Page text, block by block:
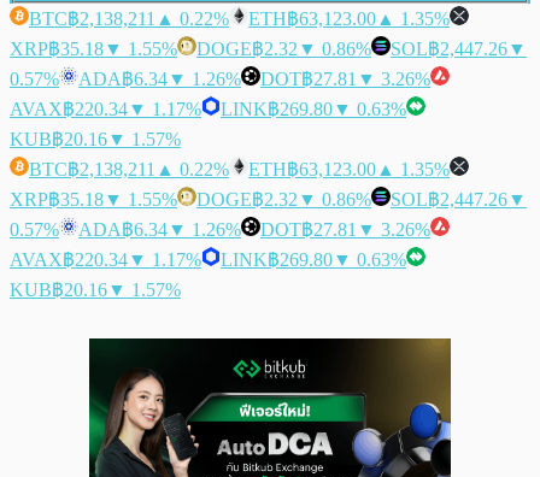
BTC฿2,138,211 ▲ 0.22% ETH฿63,123.00 ▲ 1.35%
XRP฿35.18▼ 1.55% DOGE฿2.32 ▼ 0.86% SOL฿2,447.26▼
0.57%
ADA฿6.34▼ 1.26% DOT฿27.81 ▼ 3.26%
AVAX฿220.34▼ 1.17% LINK฿269.80▼ 0.63%
KUB฿20.16▼ 1.57%
BTC฿2,138,211 ▲ 0.22% ETH฿63,123.00 ▲ 1.35%
XRP฿35.18▼ 1.55% DOGE฿2.32 ▼ 0.86% SOL฿2,447.26▼
0.57%
ADA฿6.34▼ 1.26% DOT฿27.81 ▼ 3.26%
AVAX฿220.34▼ 1.17% LINK฿269.80▼ 0.63%
KUB฿20.16▼ 1.57%